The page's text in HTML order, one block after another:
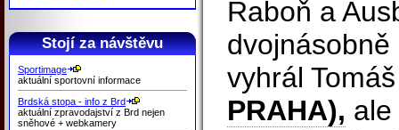
Stojí za návštěvu
Sportimage
aktuální sportovní informace
Brdská stopa - info z Brd
aktuální zpravodajství z Brd nejen
sněhové + webkamery
Raboň a
vyhrál
PRAHA),